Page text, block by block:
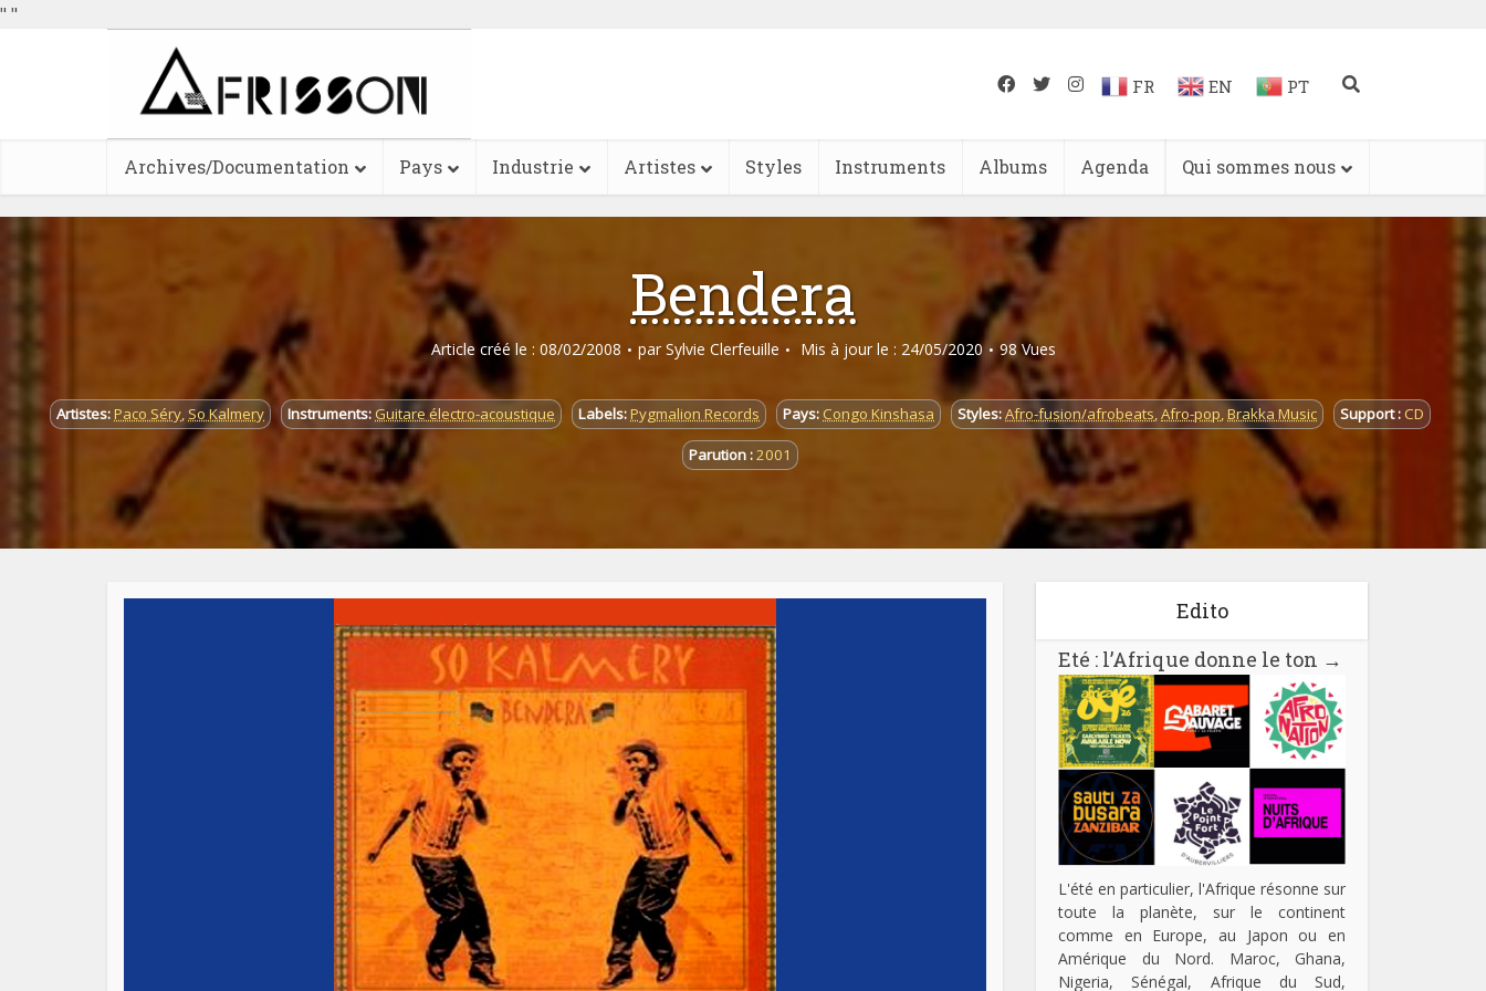
" "
FR EN PT
Archives/Documentation Pays Industrie Artistes Styles Instruments Albums Agenda Qui sommes nous
Bendera
Article créé le : 08/02/2008 par Sylvie Clerfeuille Mis à jour le : 24/05/2020 98 Vues
Artistes:Paco Séry,So Kalmery Instruments: Guitare électro-acoustique Labels:Pygmalion Records Pays: Congo Kinshasa Styles:Afro-fusion/afrobeats,Afro-pop,Brakka Music Support : CD
Parution :2001
Edito
Eté : l’Afrique donne le ton →
L'été en particulier, l'Afrique résonne sur
toute la planète, sur le continent
comme en Europe, au Japon ou en
Amérique du Nord. Maroc, Ghana,
Nigeria, Sénégal, Afrique du Sud,